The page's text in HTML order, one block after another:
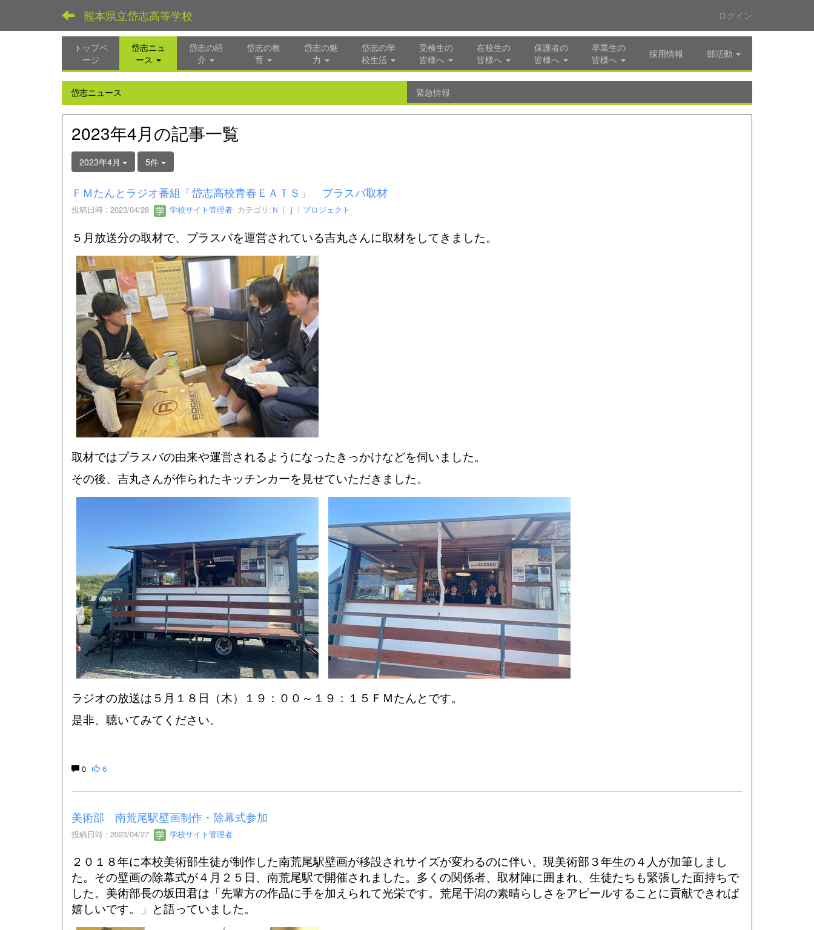
熊本県立岱志高等学校 ログイン
トップペ
ージ
岱志ニュ
ース
岱志の紹
介
岱志の教
育
岱志の魅
力
岱志の学
校生活
受検生の
皆様へ
在校生の
皆様へ
保護者の
皆様へ
卒業生の
皆様へ
採用情報 部活動
岱志ニュース 緊急情報
2023年4月の記事一覧
2023年4月 5件
ＦＭたんとラジオ番組「岱志高校青春ＥＡＴＳ」 プラスバ取材
投稿日時 : 2023/04/28 学校サイト管理者 カテゴリ: Ｎｉｊｉプロジェクト
５月放送分の取材で、プラスバを運営されている吉丸さんに取材をしてきました。
取材ではプラスバの由来や運営されるようになったきっかけなどを伺いました。
その後、吉丸さんが作られたキッチンカーを見せていただきました。
ラジオの放送は５月１８日（木）１９：００～１９：１５ＦＭたんとです。
是非、聴いてみてください。
0 6
美術部 南荒尾駅壁画制作・除幕式参加
投稿日時 : 2023/04/27 学校サイト管理者
２０１８年に本校美術部生徒が制作した南荒尾駅壁画が移設されサイズが変わるのに伴い、現美術部３年生の４人が加筆しまし
た。その壁画の除幕式が４月２５日、南荒尾駅で開催されました。多くの関係者、取材陣に囲まれ、生徒たちも緊張した面持ちで
した。美術部長の坂田君は「先輩方の作品に手を加えられて光栄です。荒尾干潟の素晴らしさをアピールすることに貢献できれば
嬉しいです。」と語っていました。